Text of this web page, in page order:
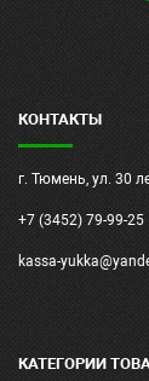
КОНТАКТЫ
г. Тюмень, ул. 30
+7 (3452) 79-99-25
kassa-
КАТЕГОРИИ